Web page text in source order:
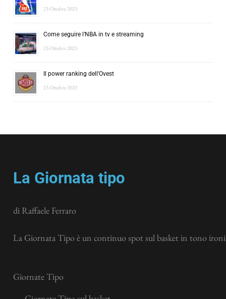
23 Ottobre 2023
Come seguire l’NBA in tv e streaming
23 Ottobre 2023
Il power ranking dell’Ovest
23 Ottobre 2023
La Giornata tipo
di Raffaele Ferraro
La Giornata Tipo è un continuo spot sul basket in tono
Giornate Tipo